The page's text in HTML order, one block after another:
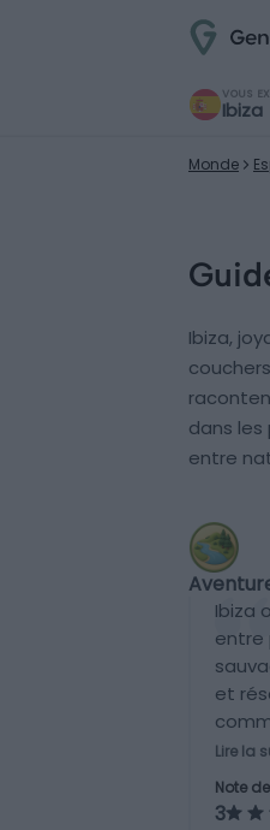
VOUS
Ibiza
Monde
Ibiza,
dans
entre
Ibiza
entre
et
parc
Lire la
Note
3